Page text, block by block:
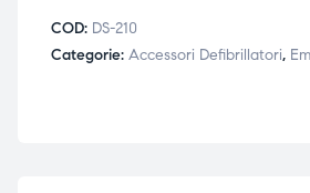
COD: DS-210
Categorie: Accessori Defibrillatori,